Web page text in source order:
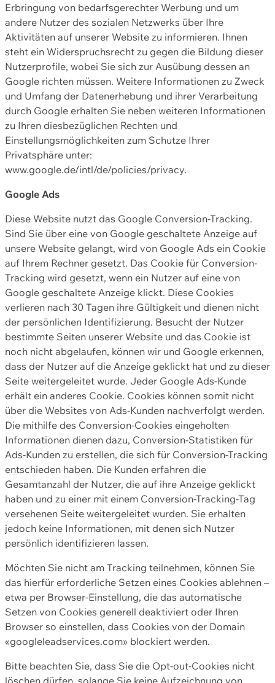
Erbringung von bedarfsgerechter Werbung und um
andere Nutzer des sozialen Netzwerks über Ihre
Aktivitäten auf unserer Website zu informieren. Ihnen
steht ein Widerspruchsrecht zu gegen die Bildung dieser
Nutzerprofile, wobei Sie sich zur Ausübung dessen an
Google richten müssen. Weitere Informationen zu Zweck
und Umfang der Datenerhebung und ihrer Verarbeitung
durch Google erhalten Sie neben weiteren Informationen
zu Ihren diesbezüglichen Rechten und
Einstellungsmöglichkeiten zum Schutze Ihrer
Privatsphäre unter:
www.google.de/intl/de/policies/privacy.
Google Ads
Diese Website nutzt das Google Conversion-Tracking.
Sind Sie über eine von Google geschaltete Anzeige auf
unsere Website gelangt, wird von Google Ads ein Cookie
auf Ihrem Rechner gesetzt. Das Cookie für Conversion-
Tracking wird gesetzt, wenn ein Nutzer auf eine von
Google geschaltete Anzeige klickt. Diese Cookies
verlieren nach 30 Tagen ihre Gültigkeit und dienen nicht
der persönlichen Identifizierung. Besucht der Nutzer
bestimmte Seiten unserer Website und das Cookie ist
noch nicht abgelaufen, können wir und Google erkennen,
dass der Nutzer auf die Anzeige geklickt hat und zu dieser
Seite weitergeleitet wurde. Jeder Google Ads-Kunde
erhält ein anderes Cookie. Cookies können somit nicht
über die Websites von Ads-Kunden nachverfolgt werden.
Die mithilfe des Conversion-Cookies eingeholten
Informationen dienen dazu, Conversion-Statistiken für
Ads-Kunden zu erstellen, die sich für Conversion-Tracking
entschieden haben. Die Kunden erfahren die
Gesamtanzahl der Nutzer, die auf ihre Anzeige geklickt
haben und zu einer mit einem Conversion-Tracking-Tag
versehenen Seite weitergeleitet wurden. Sie erhalten
jedoch keine Informationen, mit denen sich Nutzer
persönlich identifizieren lassen.
Möchten Sie nicht am Tracking teilnehmen, können Sie
das hierfür erforderliche Setzen eines Cookies ablehnen –
etwa per Browser-Einstellung, die das automatische
Setzen von Cookies generell deaktiviert oder Ihren
Browser so einstellen, dass Cookies von der Domain
«googleleadservices.com» blockiert werden.
Bitte beachten Sie, dass Sie die Opt-out-Cookies nicht